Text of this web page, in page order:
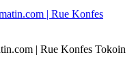
| Rue Konfes Tokoin